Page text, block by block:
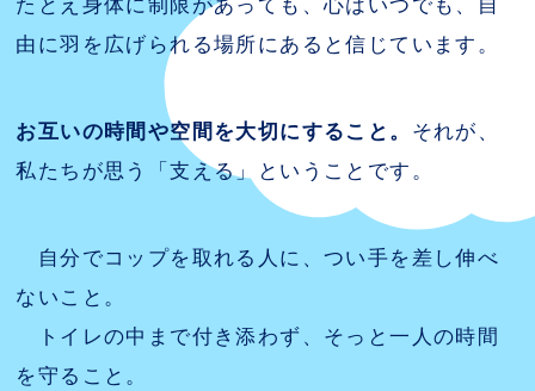
由に羽を広げられる場所にあると信じています。
お互いの時間や空間を大切にすること。 それが、
私たちが思う「支える」ということです。
自分でコップを取れる人に、つい手を差し伸べ
ないこと。
トイレの中まで付き添わず、そっと一人の時間
を守ること。